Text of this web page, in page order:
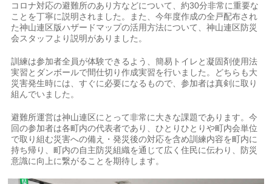
コロナ対応の避難所のあり方などについて、約30分非常に重要な
ことを丁寧に説明されました。また、今年度作成の全戸配布され
た神山連区版ハザードマップの活用方法について、神山連区防災
会スタッフより説明がありました。
訓練は参加者全員が体験できるよう、簡易トイレと凝固剤使用法
実習とダンボールで間仕切り作成実習を行いました。どちらも大
災害発生時には、すぐに必要になるもので、参加者は真剣に取り
組んでいました。
避難所運営は神山連区にとって非常に大きな課題であります。今
回の参加者は各町内の代表者であり、ひとりひとりや町内会単位
で取り組む災害への備え・発災後の対応を含め訓練内容を町内に
持ち帰り、町内の自主防災組織を通じて広く住民に伝わり、防災
意識に向上に繋がることを期待します。